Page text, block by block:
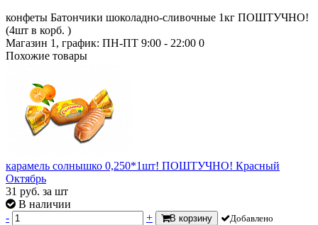
конфеты Батончики шоколадно-сливочные 1кг ПОШТУЧНО!
(4шт в корб. )
Магазин 1, график: ПН-ПТ 9:00 - 22:00 0
Похожие товары
карамель солнышко 0,250*1шт! ПОШТУЧНО! Красный
Октябрь
31 руб. за шт
В наличии
-
+ В корзину Добавлено